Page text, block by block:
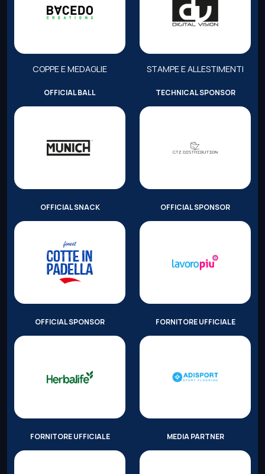
COPPE E MEDAGLIE STAMPE E ALLESTIMENTI
OFFICIAL BALL TECHNICAL SPONSOR
OFFICIAL SNACK OFFICIAL SPONSOR
OFFICIAL SPONSOR FORNITORE UFFICIALE
FORNITORE UFFICIALE MEDIA PARTNER